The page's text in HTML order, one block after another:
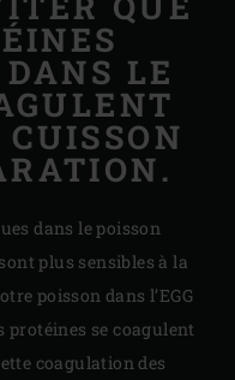
LE
dans le poisson
plus sensibles à la
poisson dans l’EGG
protéines se coagulent
coagulation des